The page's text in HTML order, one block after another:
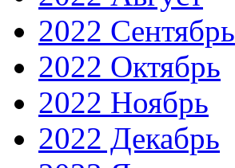
2022 Сентябрь
2022 Октябрь
2022 Ноябрь
2022 Декабрь